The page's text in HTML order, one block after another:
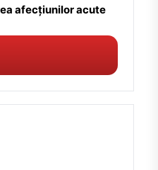
afecțiunilor acute